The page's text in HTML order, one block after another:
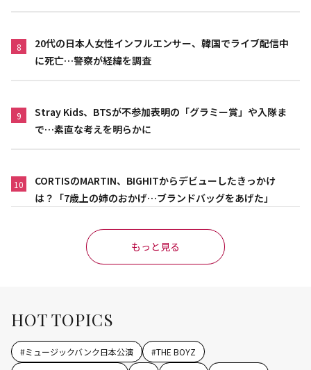
8
20代の日本人女性インフルエンサー、韓国でライブ配信中
に死亡…警察が経緯を調査
9
Stray Kids、BTSが不参加表明の「グラミー賞」や入隊ま
で…素直な考えを明らかに
10
CORTISのMARTIN、BIGHITからデビューしたきっかけ
は？「7歳上の姉のおかげ…ブランドバッグをあげた」
もっと見る
HOT TOPICS
#ミュージックバンク日本公演 #THE BOYZ